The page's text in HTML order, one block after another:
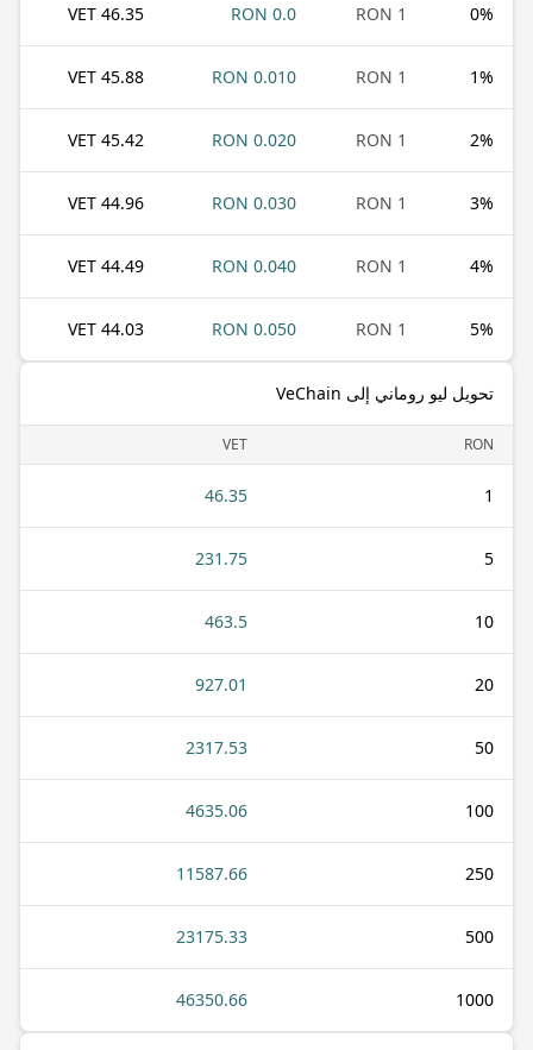
0%
1 RON
0.0 RON
46.35 VET
1%
1 RON
0.010 RON
45.88 VET
2%
1 RON
0.020 RON
45.42 VET
3%
1 RON
0.030 RON
44.96 VET
4%
1 RON
0.040 RON
44.49 VET
5%
1 RON
0.050 RON
44.03 VET
تحويل ليو روماني إلى VeChain
RON
VET
1
46.35
5
231.75
10
463.5
20
927.01
50
2317.53
100
4635.06
250
11587.66
500
23175.33
1000
46350.66